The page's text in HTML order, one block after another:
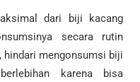
dari biji kacang
secara rutin
hindari mengonsumsi biji
karena bisa